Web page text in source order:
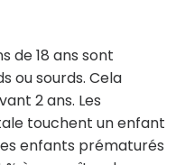
de 18 ans sont
ou sourds. Cela
2 ans. Les
touchent un enfant
enfants prématurés